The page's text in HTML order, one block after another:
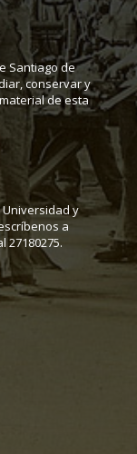
Santiago de
conservar y
de esta
y
a
27180275.